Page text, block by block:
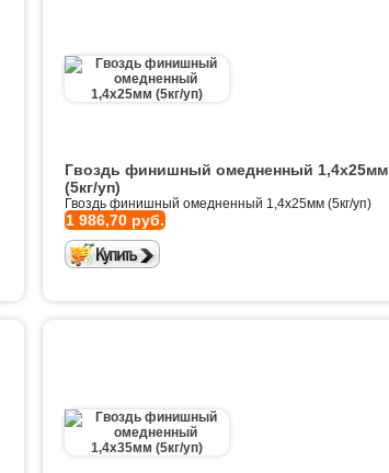
Гвоздь финишный омедненный 1,4х25мм
(5кг/уп)
Гвоздь финишный омедненный 1,4х25мм (5кг/уп)
1 986,70 руб.